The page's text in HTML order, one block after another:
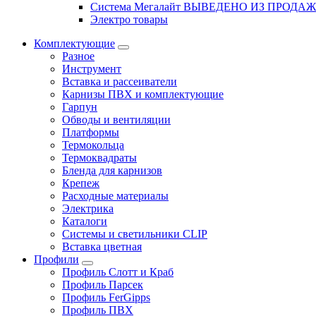
Система Мегалайт ВЫВЕДЕНО ИЗ
Электро товары
Комплектующие
Разное
Инструмент
Вставка и рассеиватели
Карнизы ПВХ и комплектующие
Гарпун
Обводы и вентиляции
Платформы
Термокольца
Термоквадраты
Бленда для карнизов
Крепеж
Расходные материалы
Электрика
Каталоги
Системы и светильники CLIP
Вставка цветная
Профили
Профиль Слотт и Краб
Профиль Парсек
Профиль FerGipps
Профиль ПВХ